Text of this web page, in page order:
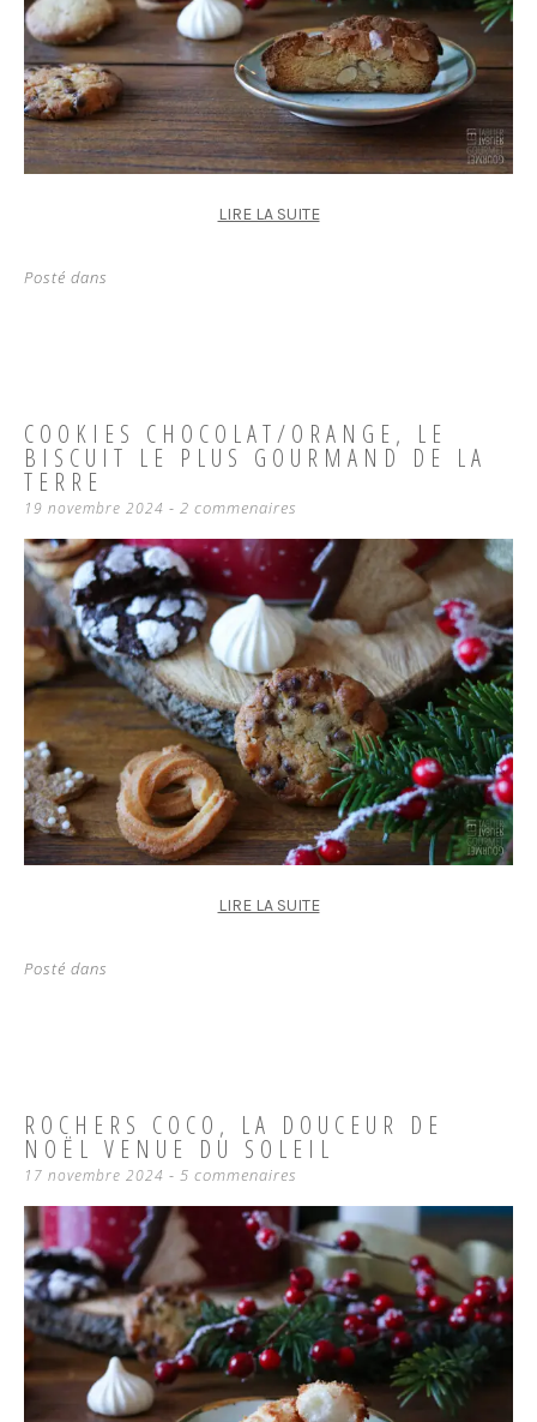
LIRE LA SUITE
Posté dans
COOKIES CHOCOLAT/ORANGE, LE
BISCUIT LE PLUS GOURMAND DE LA
TERRE
19 novembre 2024 2 commenaires
LIRE LA SUITE
Posté dans
ROCHERS COCO, LA DOUCEUR DE
NOËL VENUE DU SOLEIL
17 novembre 2024 5 commenaires